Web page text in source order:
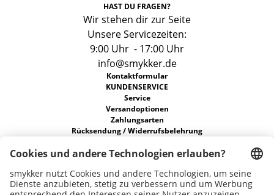
HAST DU FRAGEN?
Wir stehen dir zur Seite
Unsere Servicezeiten:
9:00 Uhr - 17:00 Uhr
info@smykker.de
Kontaktformular
KUNDENSERVICE
Service
Versandoptionen
Zahlungsarten
Rücksendung / Widerrufsbelehrung
Allgemeine Geschäftsbedingungen
ÜBER UNS
Unsere Stores